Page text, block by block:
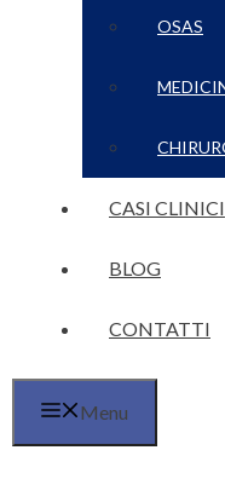
OSAS
CASI CLINICI
BLOG
CONTATTI
Menu